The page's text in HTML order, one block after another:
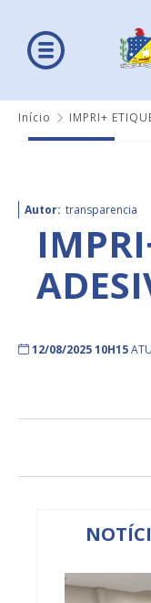
Início IMPRI+
Autor: transparencia
12/08/2025 10H15